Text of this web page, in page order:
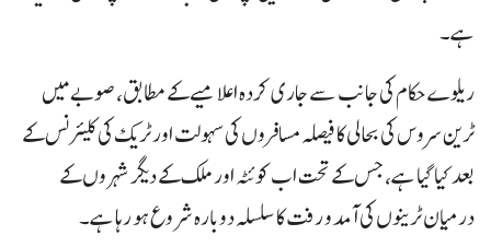
ہے۔
ریلوے حکام کی جانب سے جاری کردہ اعلامیے کے مطابق، صوبے میں
ٹرین سروس کی بحالی کا فیصلہ مسافروں کی سہولت اور ٹریک کی کلیئرنس کے
بعد کیا گیا ہے، جس کے تحت اب کوئٹہ اور ملک کے دیگر شہروں کے
درمیان ٹرینوں کی آمد و رفت کا سلسلہ دوبارہ شروع ہو رہا ہے۔